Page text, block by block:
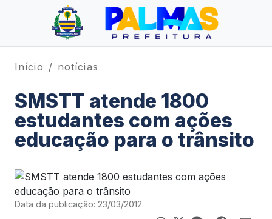
Início notícias
SMSTT atende 1800
estudantes com ações
educação para o trânsito
Data da publicação: 23/03/2012